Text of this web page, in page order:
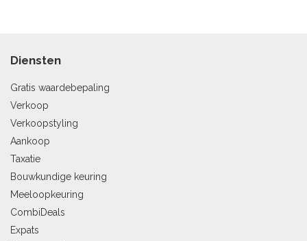
Diensten
Gratis waardebepaling
Verkoop
Verkoopstyling
Aankoop
Taxatie
Bouwkundige keuring
Meeloopkeuring
CombiDeals
Expats